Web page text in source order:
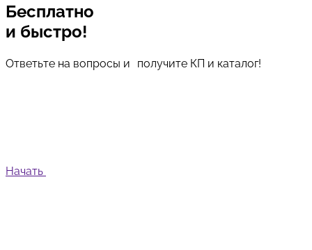
Бесплатно
и быстро!
Ответьте на вопросы и получите КП и каталог!
Начать